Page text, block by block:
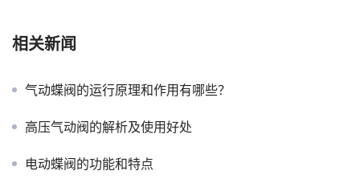
相关新闻
气动蝶阀的运行原理和作用有哪些？
高压气动阀的解析及使用好处
电动蝶阀的功能和特点